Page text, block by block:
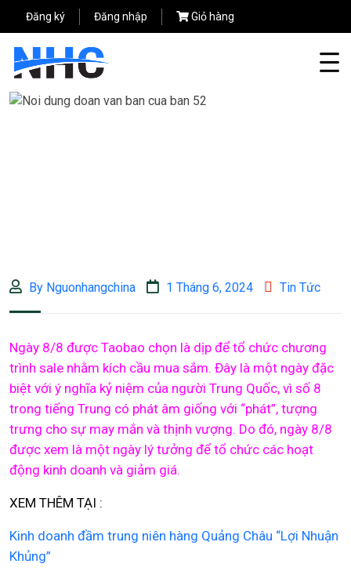
Đăng ký Đăng nhập Giỏ hàng
By Nguonhangchina 1 Tháng 6, 2024 Tin Tức
Ngày 8/8 được Taobao chọn là dịp để tổ chức chương
trình sale nhằm kích cầu mua sắm. Đây là một ngày đặc
biệt với ý nghĩa kỷ niệm của người Trung Quốc, vì số 8
trong tiếng Trung có phát âm giống với “phát”, tượng
trưng cho sự may mắn và thịnh vượng. Do đó, ngày 8/8
được xem là một ngày lý tưởng để tổ chức các hoạt
động kinh doanh và giảm giá.
XEM THÊM TẠI :
Kinh doanh đầm trung niên hàng Quảng Châu “Lợi Nhuận
Khủng”